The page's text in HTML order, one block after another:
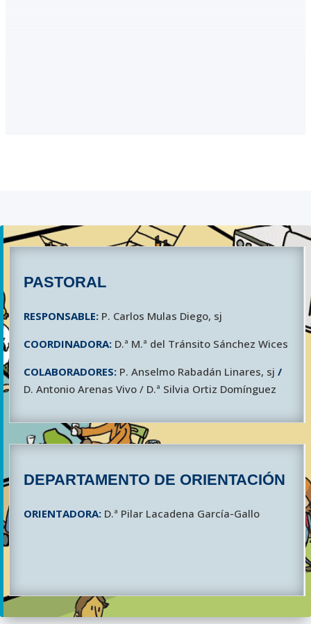
PASTORAL
RESPONSABLE: P. Carlos Mulas Diego, sj
COORDINADORA: D.ª M.ª del Tránsito Sánchez Wices
COLABORADORES: P. Anselmo Rabadán Linares, sj /
D. Antonio Arenas Vivo / D.ª Silvia Ortiz Domínguez
DEPARTAMENTO DE ORIENTACIÓN
ORIENTADORA: D.ª Pilar Lacadena García-Gallo